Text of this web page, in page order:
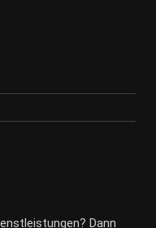
Dann